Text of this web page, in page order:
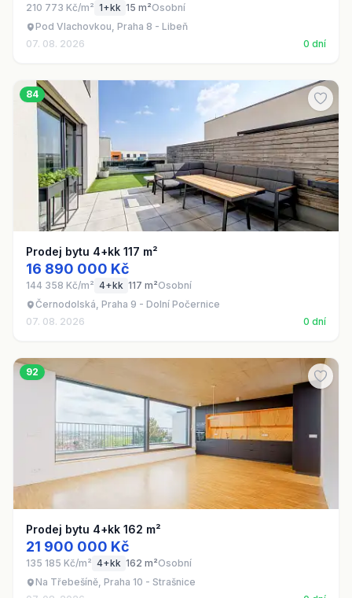
210 773 Kč/m² 1+kk 15 m²Osobní
Pod Vlachovkou, Praha 8 - Libeň
07. 08. 2026
0 dní
84
Prodej bytu 4+kk 117 m²
16 890 000 Kč
144 358 Kč/m² 4+kk 117 m²Osobní
Černodolská, Praha 9 - Dolní Počernice
07. 08. 2026
0 dní
92
Prodej bytu 4+kk 162 m²
21 900 000 Kč
135 185 Kč/m² 4+kk 162 m²Osobní
Na Třebešíně, Praha 10 - Strašnice